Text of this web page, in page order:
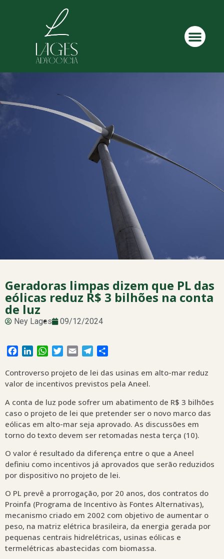
Geradoras limpas dizem que PL das
eólicas reduz R$ 3 bilhões na conta
de luz
Ney Lages 09/12/2024
Facebook
LinkedInWhatsApp
Twitter
Email Telegram
Controverso projeto de lei das usinas em alto-mar reduz
valor de incentivos previstos pela Aneel.
A conta de luz pode sofrer um abatimento de R$ 3 bilhões
caso o projeto de lei que pretender ser o novo marco das
eólicas em alto-mar seja aprovado. As discussões em
torno do texto devem ser retomadas nesta terça (10).
O valor é resultado da diferença entre o que a Aneel
definiu como incentivos já aprovados que serão reduzidos
por dispositivo no projeto de lei.
O PL prevê a prorrogação, por 20 anos, dos contratos do
Proinfa (Programa de Incentivo às Fontes Alternativas),
mecanismo criado em 2002 com objetivo de aumentar o
peso, na matriz elétrica brasileira, da energia gerada por
pequenas centrais hidrelétricas, usinas eólicas e
termelétricas abastecidas com biomassa.